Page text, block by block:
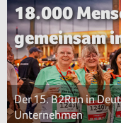
18.000
gemeinsam
Der 15. B2Run in
Unternehmen